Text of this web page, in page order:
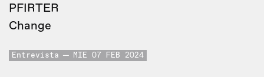
PFIRTER
Change
Entrevista MIE 07 FEB 2024